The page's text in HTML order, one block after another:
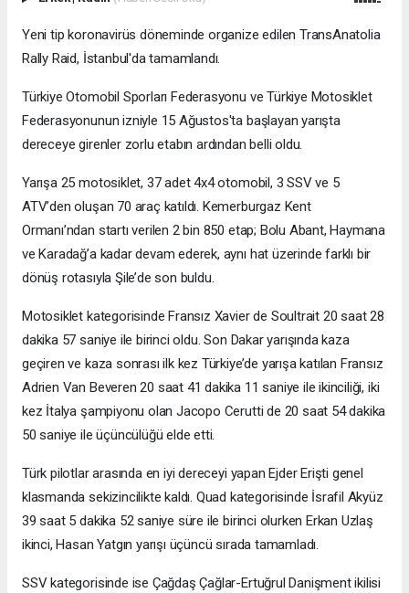
Yeni tip koronavirüs döneminde organize edilen TransAnatolia
Rally Raid, İstanbul'da tamamlandı.
Türkiye Otomobil Sporları Federasyonu ve Türkiye Motosiklet
Federasyonunun izniyle 15 Ağustos'ta başlayan yarışta
dereceye girenler zorlu etabın ardından belli oldu.
Yarışa 25 motosiklet, 37 adet 4x4 otomobil, 3 SSV ve 5
ATV’den oluşan 70 araç katıldı. Kemerburgaz Kent
Ormanı’ndan startı verilen 2 bin 850 etap; Bolu Abant, Haymana
ve Karadağ’a kadar devam ederek, aynı hat üzerinde farklı bir
dönüş rotasıyla Şile’de son buldu.
Motosiklet kategorisinde Fransız Xavier de Soultrait 20 saat 28
dakika 57 saniye ile birinci oldu. Son Dakar yarışında kaza
geçiren ve kaza sonrası ilk kez Türkiye’de yarışa katılan Fransız
Adrien Van Beveren 20 saat 41 dakika 11 saniye ile ikinciliği, iki
kez İtalya şampiyonu olan Jacopo Cerutti de 20 saat 54 dakika
50 saniye ile üçüncülüğü elde etti.
Türk pilotlar arasında en iyi dereceyi yapan Ejder Erişti genel
klasmanda sekizincilikte kaldı. Quad kategorisinde İsrafil Akyüz
39 saat 5 dakika 52 saniye süre ile birinci olurken Erkan Uzlaş
ikinci, Hasan Yatgın yarışı üçüncü sırada tamamladı.
SSV kategorisinde ise Çağdaş Çağlar-Ertuğrul Danişment ikilisi